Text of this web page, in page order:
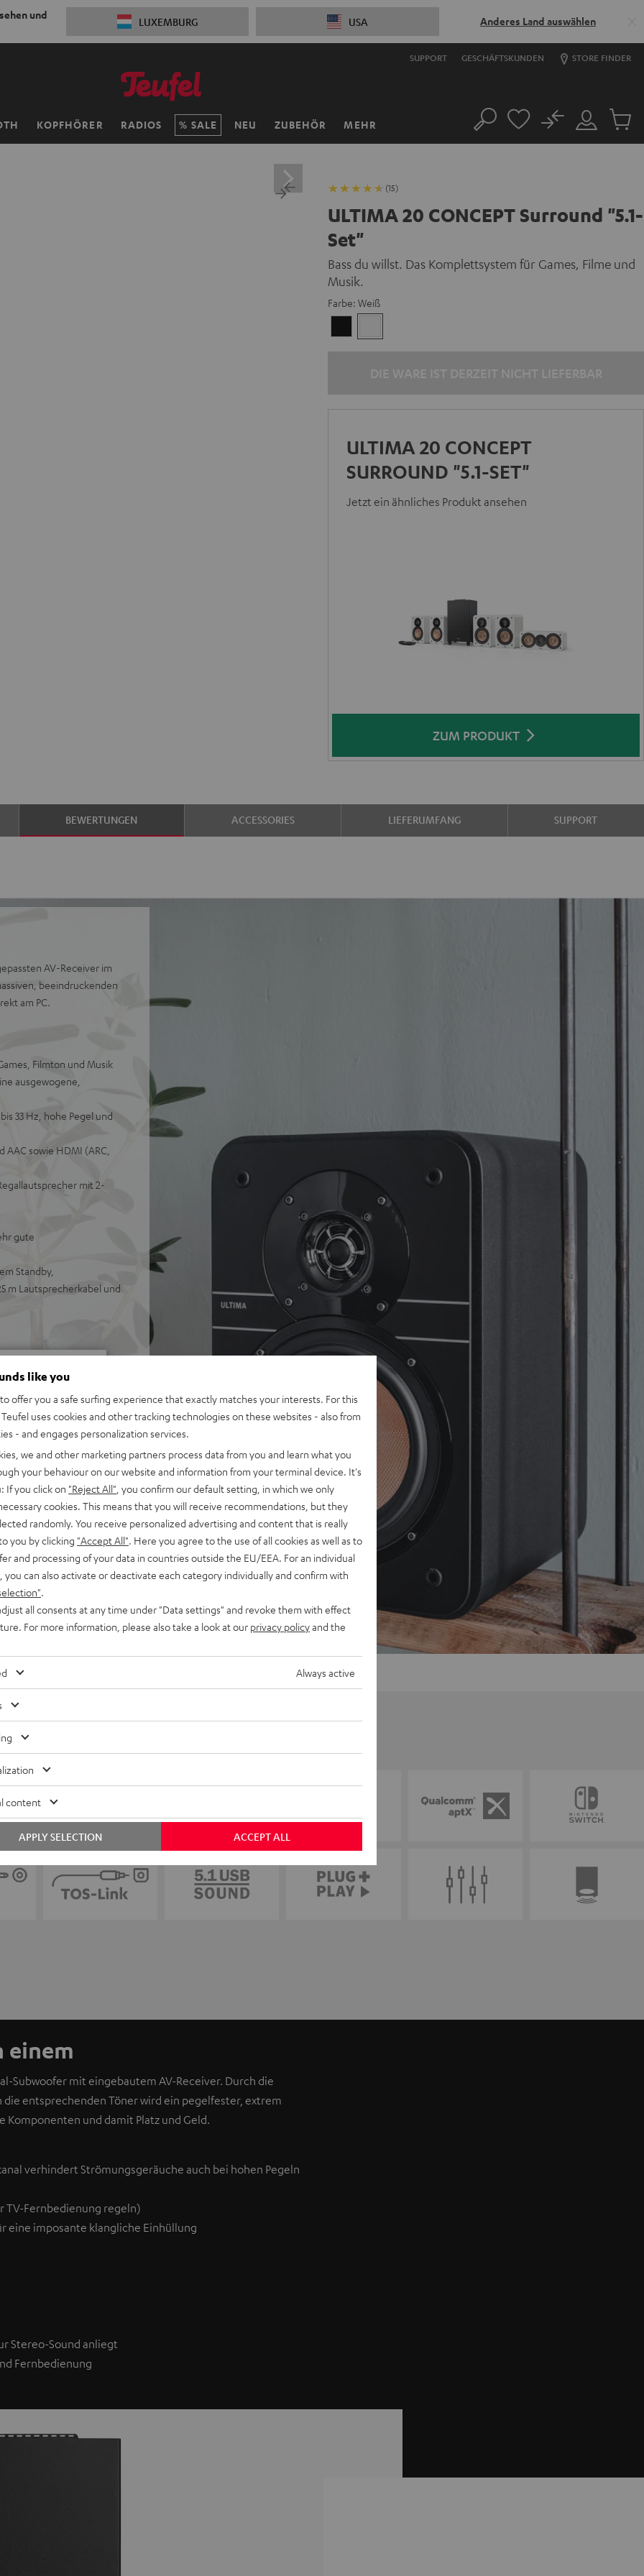
und
LUXEMBURG USA Anderes Land auswählen
SUPPORT GESCHÄFTSKUNDEN STORE FINDER
KOPFHÖRER RADIOS SALE NEU ZUBEHÖR MEHR Suche
Mein
Konto
No
Artikel
(15)
ULTIMA 20 CONCEPT Surround "5.1-
Set"
Bass du willst. Das Komplettsystem für Games, Filme und
Musik.
Farbe: Weiß
ULTIMA 20 CONCEPT
SURROUND "5.1-SET"
Jetzt ein ähnliches Produkt ansehen
ZUM PRODUKT
BEWERTUNGEN ACCESSORIES LIEFERUMFANG SUPPORT
AV-Receiver im
beeindruckenden
am PC.
Filmton und Musik
ausgewogene,
33 Hz, hohe Pegel und
sowie HDMI (ARC,
mit 2-
gute
Standby,
m Lautsprecherkabel und
15 Bewertungen)
einem
Subwoofer mit eingebautem AV-Receiver. Durch die
entsprechenden Töner wird ein pegelfester, extrem
und damit Platz und Geld.
verhindert Strömungsgeräuche auch bei hohen Pegeln
TV-Fernbedienung regeln)
eine imposante klangliche Einhüllung
Stereo-Sound anliegt
Fernbedienung
like you
offer you a safe surfing experience that exactly matches your interests. For this
uses cookies and other tracking technologies on these websites - also from
- and engages personalization services.
we and other marketing partners process data from you and learn what you
your behaviour on our website and information from your terminal device. It's
If you click on "Reject All" , you confirm our default setting, in which we only
cookies. This means that you will receive recommendations, but they
randomly. You receive personalized advertising and content that is really
you by clicking "Accept All" . Here you agree to the use of all cookies as well as to
and processing of your data in countries outside the EU/EEA. For an individual
you can also activate or deactivate each category individually and confirm with
all consents at any time under "Data settings" and revoke them with effect
For more information, please also take a look at our privacy policyand the
Always active
content
ACCEPT ALL
APPLY SELECTION